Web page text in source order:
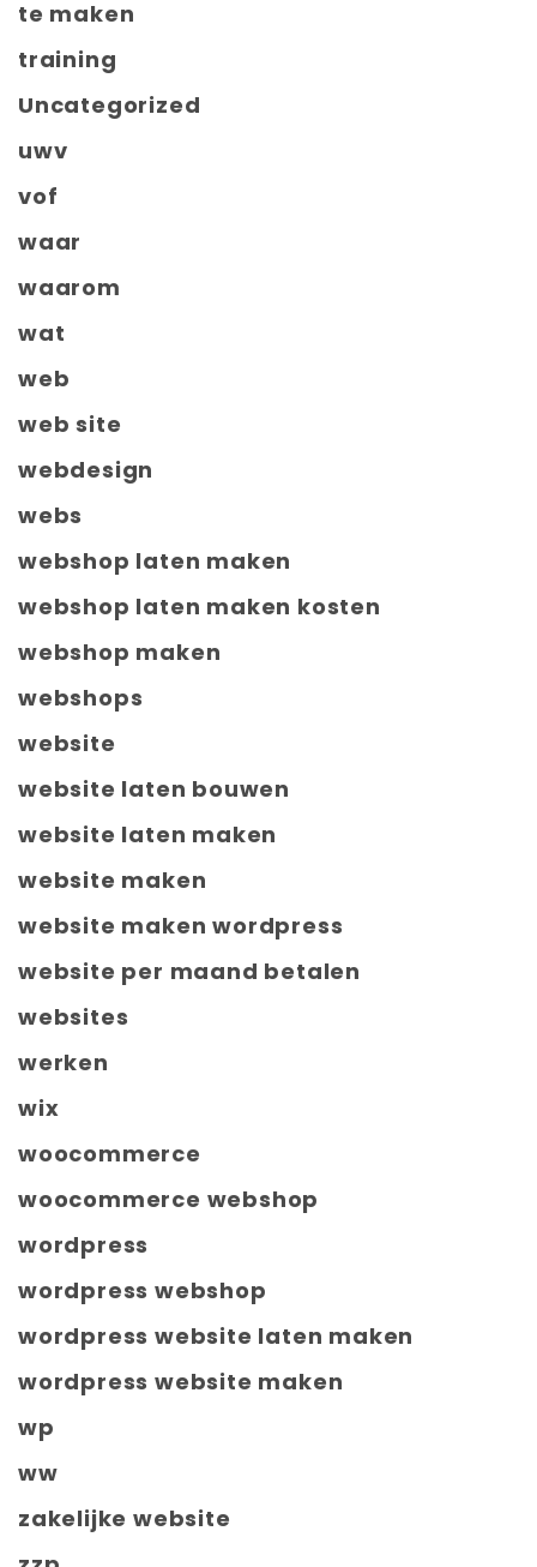
te maken
training
Uncategorized
uwv
vof
waar
waarom
wat
web
web site
webdesign
webs
webshop laten maken
webshop laten maken kosten
webshop maken
webshops
website
website laten bouwen
website laten maken
website maken
website maken wordpress
website per maand betalen
websites
werken
wix
woocommerce
woocommerce webshop
wordpress
wordpress webshop
wordpress website laten maken
wordpress website maken
wp
ww
zakelijke website